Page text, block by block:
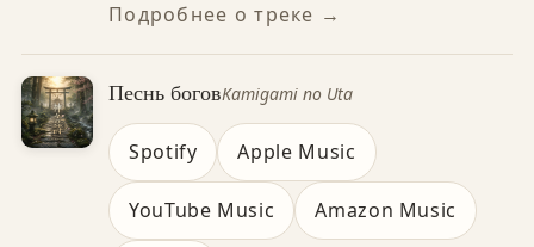
Подробнее о треке →
Песнь боговKamigami no Uta
Spotify Apple Music
YouTube Music Amazon Music